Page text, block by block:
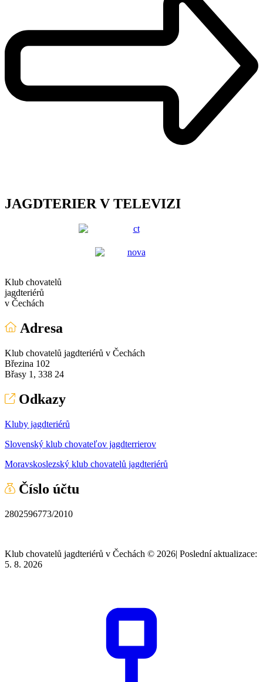
JAGDTERIER V TELEVIZI
Klub chovatelů
jagdteriérů
v Čechách
Adresa
Klub chovatelů jagdteriérů v Čechách
Březina 102
Břasy 1, 338 24
Odkazy
Kluby jagdteriérů
Slovenský klub chovateľov jagdterrierov
Moravskoslezský klub chovatelů jagdteriérů
Číslo účtu
2802596773/2010
Klub chovatelů jagdteriérů v Čechách © 2026| Poslední aktualizace:
5. 8. 2026